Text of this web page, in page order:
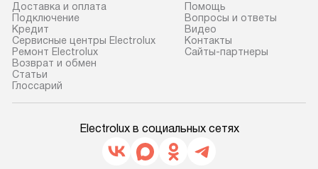
Доставка и оплата
Подключение
Кредит
Сервисные центры Electrolux
Ремонт Electrolux
Возврат и обмен
Cтатьи
Глоссарий
Помощь
Вопросы и ответы
Видео
Контакты
Сайты-партнеры
Electrolux в социальных сетях